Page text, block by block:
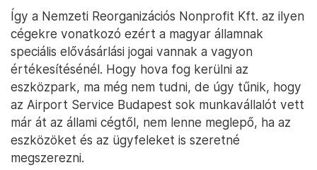
Így a Nemzeti Reorganizációs Nonprofit Kft. az ilyen
cégekre vonatkozó ezért a magyar államnak
speciális elővásárlási jogai vannak a vagyon
értékesítésénél. Hogy hova fog kerülni az
eszközpark, ma még nem tudni, de úgy tűnik, hogy
az Airport Service Budapest sok munkavállalót vett
már át az állami cégtől, nem lenne meglepő, ha az
eszközöket és az ügyfeleket is szeretné
megszerezni.